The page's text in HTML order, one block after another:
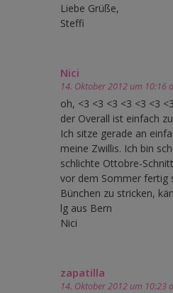
Liebe Grüße,
Steffi
Nici
14. Oktober 2012 um 10:16
oh, <3 <3 <3 <3 <3 <3
der Overall ist einfach
Ich sitze gerade an
meine Zwillis. Ich bin
schlichte Ottobre-
vor dem Sommer fertig
Bünchen zu stricken,
lg aus Bern
Nici
zapatilla
14. Oktober 2012 um 10:23